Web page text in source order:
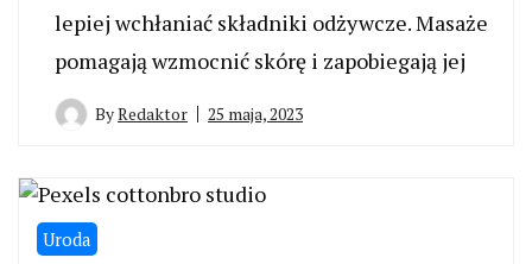
lepiej wchłaniać składniki odżywcze. Masaże
pomagają wzmocnić skórę i zapobiegają jej
ByRedaktor 25 maja, 2023
Uroda